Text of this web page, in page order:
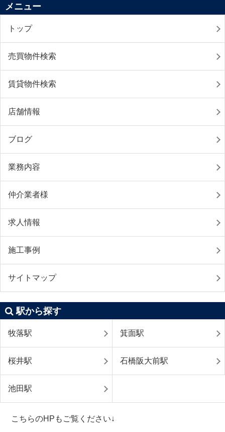
メニュー
トップ
売買物件検索
賃貸物件検索
店舗情報
ブログ
業務内容
仲介業者様
求人情報
施工事例
サイトマップ
駅から探す
牧落駅 箕面駅
桜井駅 石橋阪大前駅
池田駅
こちらのHPもご覧ください↓